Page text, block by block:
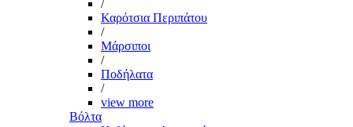
/
Καρότσια Περιπάτου
/
Μάρσιποι
/
Ποδήλατα
/
view more
Βόλτα